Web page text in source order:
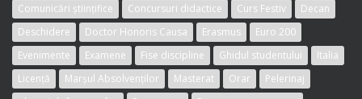
Comunicări științifice
Concursuri didactice Curs Festiv
Decan
Deschidere
Doctor Honoris Causa Erasmus
Euro 200
Evenimente
Examene Fise discipline Ghidul studentului
Italia
Licență
Marșul Absolvenților Masterat Orar
Pelerinaj